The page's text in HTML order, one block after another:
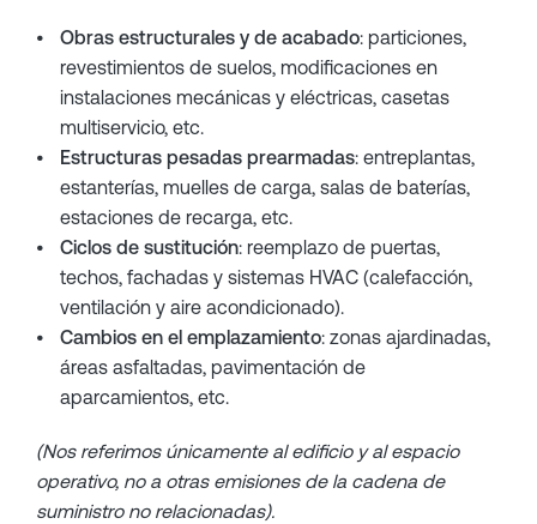
Obras estructurales y de acabado: particiones,
revestimientos de suelos, modificaciones en
instalaciones mecánicas y eléctricas, casetas
multiservicio, etc.
Estructuras pesadas prearmadas: entreplantas,
estanterías, muelles de carga, salas de baterías,
estaciones de recarga, etc.
Ciclos de sustitución: reemplazo de puertas,
techos, fachadas y sistemas HVAC (calefacción,
ventilación y aire acondicionado).
Cambios en el emplazamiento: zonas ajardinadas,
áreas asfaltadas, pavimentación de
aparcamientos, etc.
(Nos referimos únicamente al edificio y al espacio
operativo, no a otras emisiones de la cadena de
suministro no relacionadas).